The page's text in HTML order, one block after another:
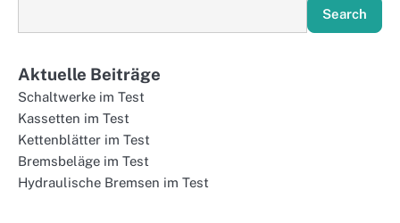
Search
Aktuelle Beiträge
Schaltwerke im Test
Kassetten im Test
Kettenblätter im Test
Bremsbeläge im Test
Hydraulische Bremsen im Test